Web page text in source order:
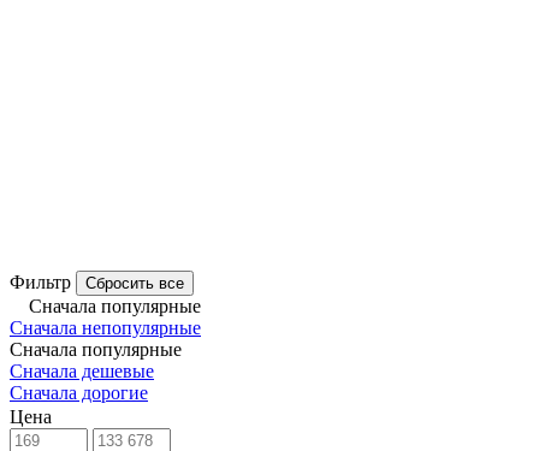
Фильтр Сбросить все
Сначала популярные
Сначала непопулярные
Сначала популярные
Сначала дешевые
Сначала дорогие
Цена